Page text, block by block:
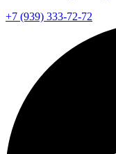
+7 (939) 333-72-72